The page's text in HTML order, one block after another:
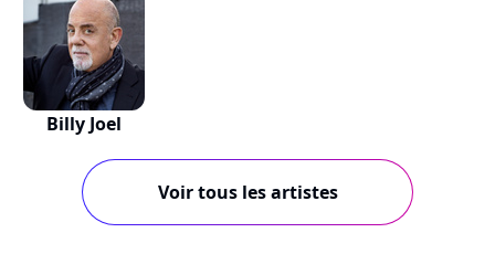
Billy Joel
Voir tous les artistes